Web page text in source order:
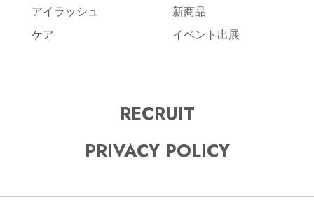
アイラッシュ
ケア
新商品
イベント出展
RECRUIT
PRIVACY POLICY